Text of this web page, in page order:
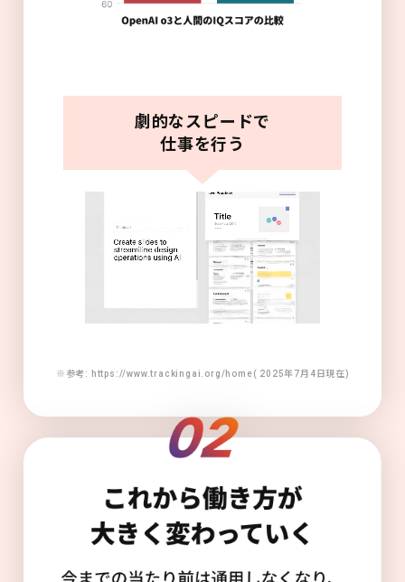
劇的なスピードで
仕事を行う
※参考: https://www.trackingai.org/home( 2025年7月4日現在)